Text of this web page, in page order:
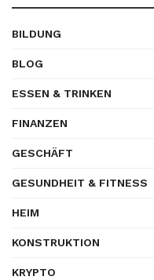
BILDUNG
BLOG
ESSEN & TRINKEN
FINANZEN
GESCHÄFT
GESUNDHEIT & FITNESS
HEIM
KONSTRUKTION
KRYPTO